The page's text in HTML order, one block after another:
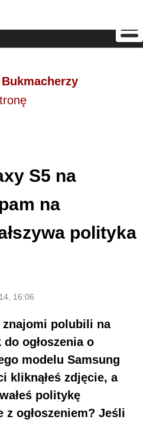
Bukmacherzy
S5 na
na
polityka
16:06
znajomi polubili na
ogłoszenia o
modelu Samsung
kliknąłeś zdjęcie, a
politykę
ogłoszeniem? Jeśli